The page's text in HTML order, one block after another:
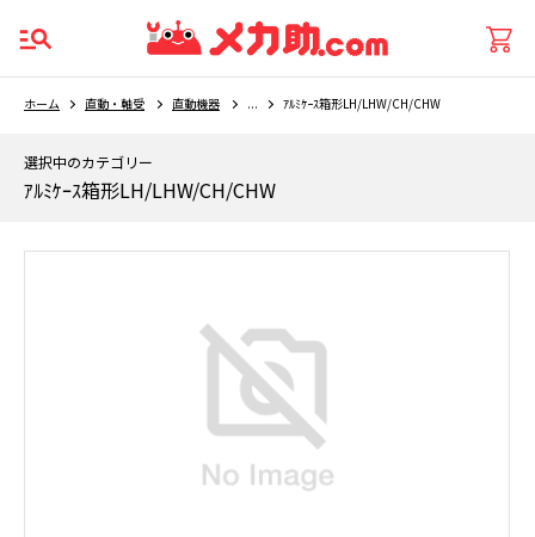
ホーム 直動・軸受 直動機器 ... ｱﾙﾐｹｰｽ箱形LH/LHW/CH/CHW
選択中のカテゴリー
ｱﾙﾐｹｰｽ箱形LH/LHW/CH/CHW